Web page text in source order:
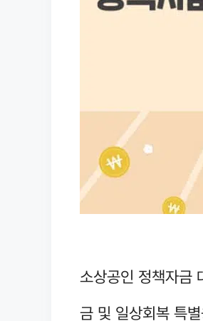
소상공인 정책자금
금 및 일상회복 특